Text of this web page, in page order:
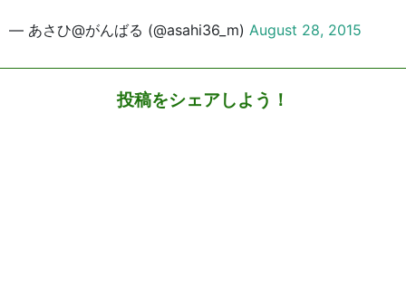
— あさひ@がんばる (@asahi36_m) August 28, 2015
投稿をシェアしよう！